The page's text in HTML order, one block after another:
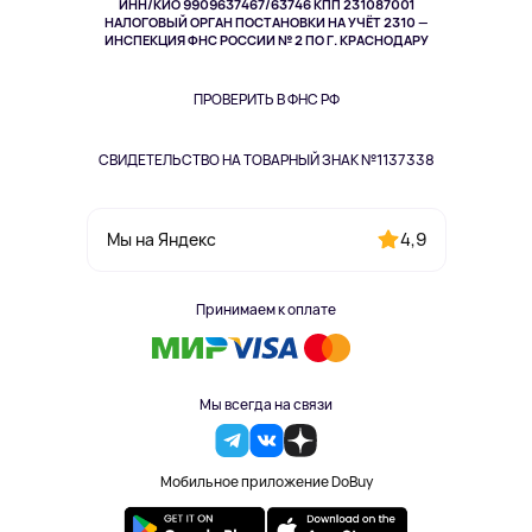
ИНН/КИО 9909637467/63746 КПП 231087001
НАЛОГОВЫЙ ОРГАН ПОСТАНОВКИ НА УЧЁТ 2310 —
ИНСПЕКЦИЯ ФНС РОССИИ № 2 ПО Г. КРАСНОДАРУ
ПРОВЕРИТЬ В ФНС РФ
СВИДЕТЕЛЬСТВО НА ТОВАРНЫЙ ЗНАК №1137338
Мы на Яндекс 4,9
Принимаем к оплате
Мы всегда на связи
Мобильное приложение DoBuy
Здоровье питомцев
Одежда и аксессуары